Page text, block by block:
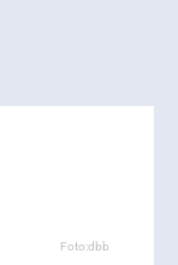
Foto:dbb